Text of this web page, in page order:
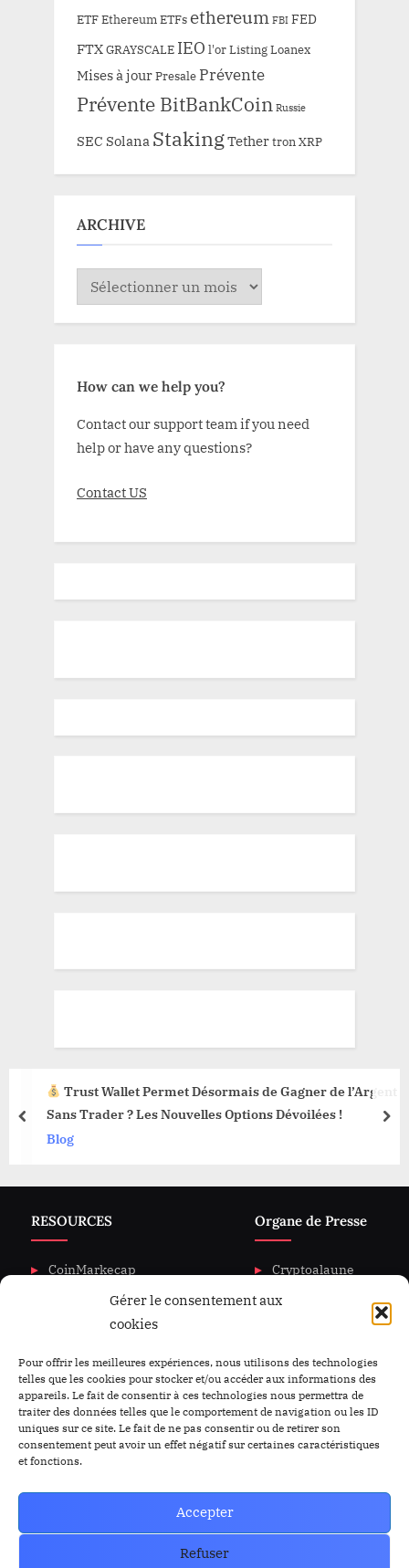
Gérer le consentement aux
cookies
Pour offrir les meilleures expériences, nous utilisons des technologies
telles que les cookies pour stocker et/ou accéder aux informations des
appareils. Le fait de consentir à ces technologies nous permettra de
traiter des données telles que le comportement de navigation ou les ID
uniques sur ce site. Le fait de ne pas consentir ou de retirer son
consentement peut avoir un effet négatif sur certaines caractéristiques
et fonctions.
Accepter
Refuser
ETF Ethereum ETFs ethereum FBI FED
FTXGRAYSCALE IEO l'orListingLoanex
Mises à jourPresale Prévente
Prévente BitBankCoin Russie
SEC Solana StakingTethertron XRP
ARCHIVE
ARCHIVE
How can we help you?
Contact our support team if you need
help or have any questions?
Contact US
Trust Wallet Permet Désormais de Gagner de l’Argent
Sans Trader ? Les Nouvelles Options Dévoilées !
Blog
prev
RESOURCES
CoinMarkecap
CoinGecKo
Intigration & API
Privacy & policy
Organe de Presse
Cryptoalaune
A propos de nous
Nous Contacter